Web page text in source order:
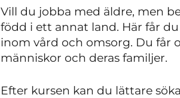
Vill du jobba med äldre, men
född i ett annat land. Här får
inom vård och omsorg. Du får
människor och deras familjer.
Efter kursen kan du lättare